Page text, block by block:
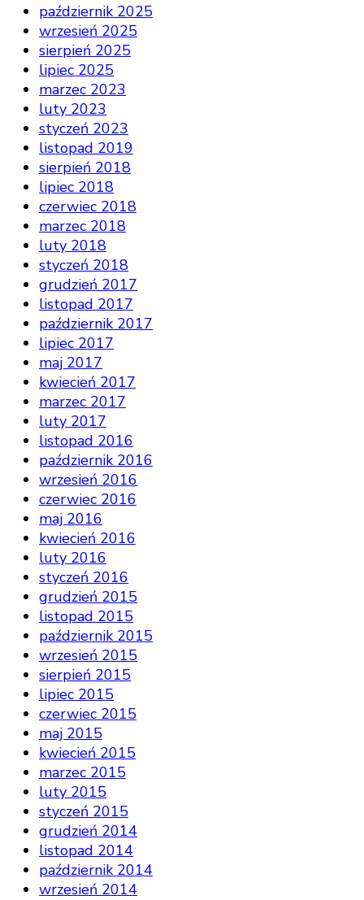
październik 2025
wrzesień 2025
sierpień 2025
lipiec 2025
marzec 2023
luty 2023
styczeń 2023
listopad 2019
sierpień 2018
lipiec 2018
czerwiec 2018
marzec 2018
luty 2018
styczeń 2018
grudzień 2017
listopad 2017
październik 2017
lipiec 2017
maj 2017
kwiecień 2017
marzec 2017
luty 2017
listopad 2016
październik 2016
wrzesień 2016
czerwiec 2016
maj 2016
kwiecień 2016
luty 2016
styczeń 2016
grudzień 2015
listopad 2015
październik 2015
wrzesień 2015
sierpień 2015
lipiec 2015
czerwiec 2015
maj 2015
kwiecień 2015
marzec 2015
luty 2015
styczeń 2015
grudzień 2014
listopad 2014
październik 2014
wrzesień 2014